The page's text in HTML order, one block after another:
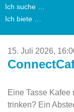
Ich suche …
Ich biete …
15. Juli 2026,
Eine Tasse
trinken? Ein